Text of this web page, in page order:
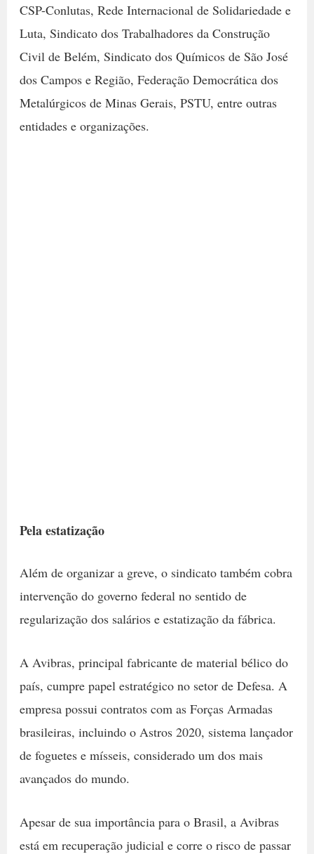
CSP-Conlutas, Rede Internacional de Solidariedade e
Luta, Sindicato dos Trabalhadores da Construção
Civil de Belém, Sindicato dos Químicos de São José
dos Campos e Região, Federação Democrática dos
Metalúrgicos de Minas Gerais, PSTU, entre outras
entidades e organizações.
Pela estatização
Além de organizar a greve, o sindicato também cobra
intervenção do governo federal no sentido de
regularização dos salários e estatização da fábrica.
A Avibras, principal fabricante de material bélico do
país, cumpre papel estratégico no setor de Defesa. A
empresa possui contratos com as Forças Armadas
brasileiras, incluindo o Astros 2020, sistema lançador
de foguetes e mísseis, considerado um dos mais
avançados do mundo.
Apesar de sua importância para o Brasil, a Avibras
está em recuperação judicial e corre o risco de passar